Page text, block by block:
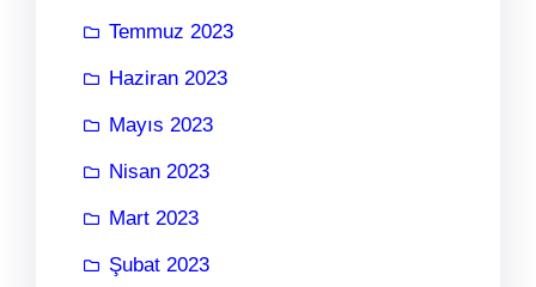
Temmuz 2023
Haziran 2023
Mayıs 2023
Nisan 2023
Mart 2023
Şubat 2023